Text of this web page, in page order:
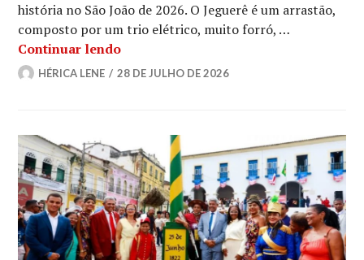
história no São João de 2026. O Jeguerê é um arrastão,
composto por um trio elétrico, muito forró, …
Continuar lendoConheça o bloco Jeguerê
HÉRICA LENE 28 DE JULHO DE 2026